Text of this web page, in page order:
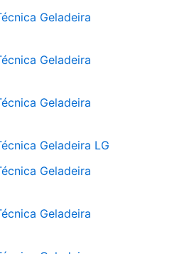
Geladeira
Geladeira
Geladeira
Geladeira LG
Geladeira
Geladeira